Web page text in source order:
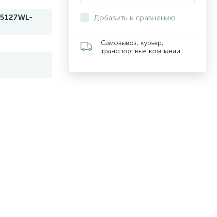
Добавить к сравнению
Самовывоз, курьер,
транспортные компании